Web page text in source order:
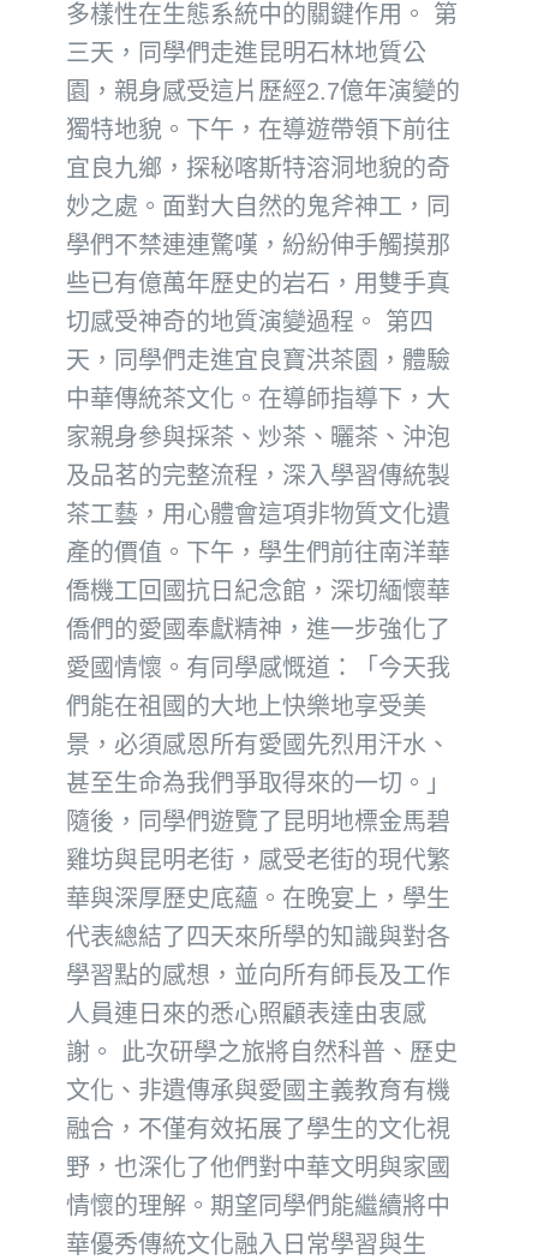
多樣性在生態系統中的關鍵作用。 第
三天，同學們走進昆明石林地質公
園，親身感受這片歷經2.7億年演變的
獨特地貌。下午，在導遊帶領下前往
宜良九鄉，探秘喀斯特溶洞地貌的奇
妙之處。面對大自然的鬼斧神工，同
學們不禁連連驚嘆，紛紛伸手觸摸那
些已有億萬年歷史的岩石，用雙手真
切感受神奇的地質演變過程。 第四
天，同學們走進宜良寶洪茶園，體驗
中華傳統茶文化。在導師指導下，大
家親身參與採茶、炒茶、曬茶、沖泡
及品茗的完整流程，深入學習傳統製
茶工藝，用心體會這項非物質文化遺
產的價值。下午，學生們前往南洋華
僑機工回國抗日紀念館，深切緬懷華
僑們的愛國奉獻精神，進一步強化了
愛國情懷。有同學感慨道：「今天我
們能在祖國的大地上快樂地享受美
景，必須感恩所有愛國先烈用汗水、
甚至生命為我們爭取得來的一切。」
隨後，同學們遊覽了昆明地標金馬碧
雞坊與昆明老街，感受老街的現代繁
華與深厚歷史底蘊。在晚宴上，學生
代表總結了四天來所學的知識與對各
學習點的感想，並向所有師長及工作
人員連日來的悉心照顧表達由衷感
謝。 此次研學之旅將自然科普、歷史
文化、非遺傳承與愛國主義教育有機
融合，不僅有效拓展了學生的文化視
野，也深化了他們對中華文明與家國
情懷的理解。期望同學們能繼續將中
華優秀傳統文化融入日常學習與生